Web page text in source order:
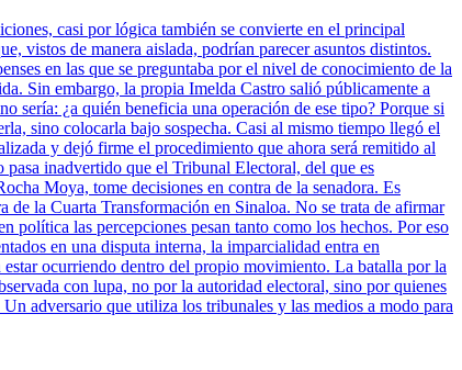
casi por lógica también se convierte en el principal
vistos de manera aislada, podrían parecer asuntos distintos.
en las que se preguntaba por el nivel de conocimiento de la
Sin embargo, la propia Imelda Castro salió públicamente a
sería: ¿a quién beneficia una operación de ese tipo? Porque si
sino colocarla bajo sospecha. Casi al mismo tiempo llegó el
y dejó firme el procedimiento que ahora será remitido al
inadvertido que el Tribunal Electoral, del que es
Moya, tome decisiones en contra de la senadora. Es
de la Cuarta Transformación en Sinaloa. No se trata de afirmar
política las percepciones pesan tanto como los hechos. Por eso
en una disputa interna, la imparcialidad entra en
ocurriendo dentro del propio movimiento. La batalla por la
con lupa, no por la autoridad electoral, sino por quienes
adversario que utiliza los tribunales y las medios a modo para